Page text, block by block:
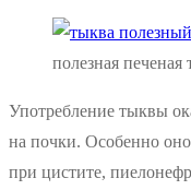
полезная печеная
Употребление тыквы
на почки. Особенно
при цистите,